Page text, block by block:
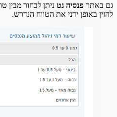
גם באתר פנסיה נט ניתן לבחור מבין
להזין באופן ידני את הטווח הנדרש.